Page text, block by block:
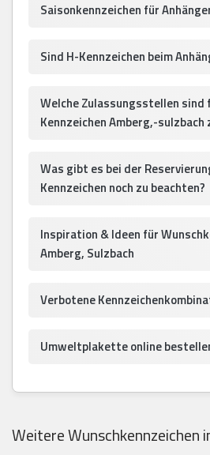
Saisonkennzeichen für
Sind H-Kennzeichen beim
Welche Zulassungsstellen sind
Kennzeichen Amberg,-
Was gibt es bei der
Kennzeichen noch zu beachten?
Inspiration & Ideen für
Amberg, Sulzbach
Verbotene
Umweltplakette online
Weitere Wunschkennzeichen